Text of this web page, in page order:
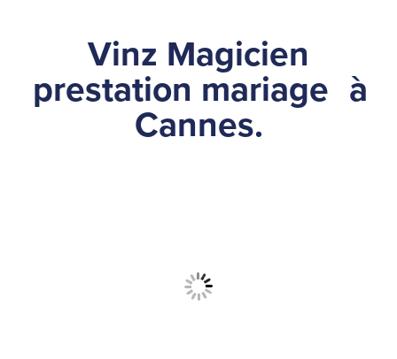
Vinz Magicien
prestation mariage à
Cannes.